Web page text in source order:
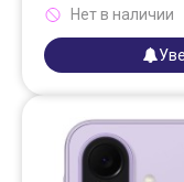
Нет в наличии